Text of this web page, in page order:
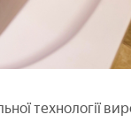
технології